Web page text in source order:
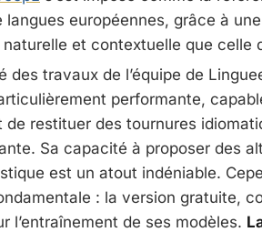
langues européennes, grâce à
et contextuelle que celle
des travaux de l’équipe de
performante,
de restituer des tournures
Sa capacité à proposer des
est un atout indéniable.
: la version gratuite,
l’entraînement de ses modèles.